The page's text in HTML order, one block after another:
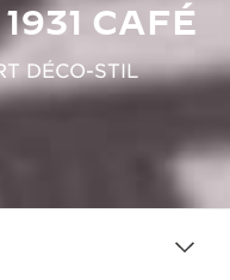
CAFÉ
DÉCO-STIL